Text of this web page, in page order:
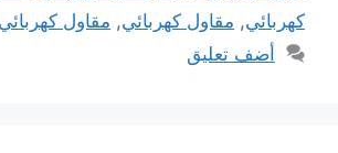
كهربائي, مقاول كهربائي, مقاول
أضف تعليق